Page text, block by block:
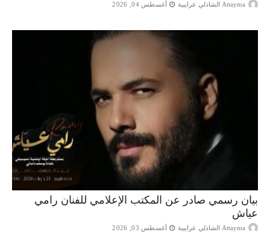
Attayma الشاذلي عرايبية أغسطس 04, 2026
بيان رسمي صادر عن المكتب الإعلامي للفنان رامي
عياش
Attayma الشاذلي عرايبية أغسطس 03, 2026